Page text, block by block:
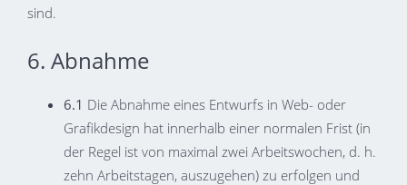
sind.
6. Abnahme
6.1 Die Abnahme eines Entwurfs in Web- oder
Grafikdesign hat innerhalb einer normalen Frist (in
der Regel ist von maximal zwei Arbeitswochen, d. h.
zehn Arbeitstagen, auszugehen) zu erfolgen und